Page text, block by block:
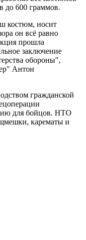
до 600 граммов.
костюм, носит
он всё равно
прошла
заключение
обороны",
Антон
гражданской
для бойцов. НТО
карематы и